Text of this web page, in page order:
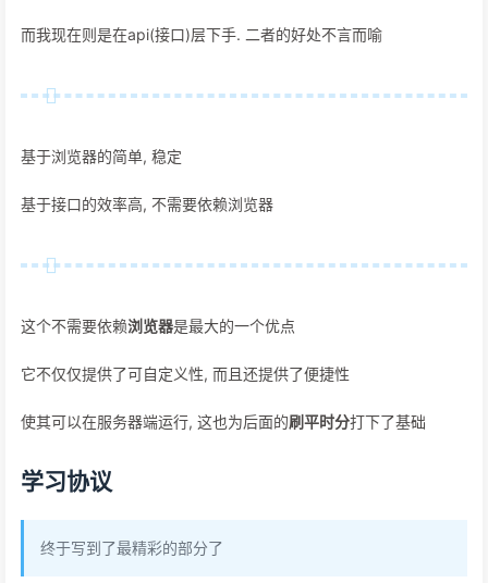
而我现在则是在api(接口)层下手. 二者的好处不言而喻
基于浏览器的简单, 稳定
基于接口的效率高, 不需要依赖浏览器
这个不需要依赖浏览器是最大的一个优点
它不仅仅提供了可自定义性, 而且还提供了便捷性
使其可以在服务器端运行, 这也为后面的刷平时分打下了基础
学习协议
终于写到了最精彩的部分了